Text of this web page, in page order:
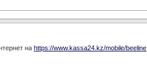
на https://www.kassa24.kz/mobile/beeline